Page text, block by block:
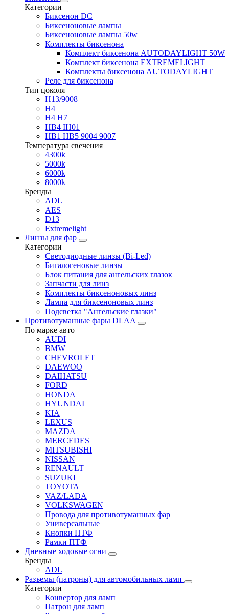
Категории
Биксенон DC
Биксеноновые лампы
Биксеноновые лампы 50w
Комплекты биксенона
Комплект биксенона AUTODAYLIGHT 50W
Комплект биксенона EXTREMELIGHT
Комплекты биксенона AUTODAYLIGHT
Реле для биксенона
Тип цоколя
H13/9008
H4
H4 H7
HB4 IH01
HB1 HB5 9004 9007
Температура свечения
4300k
5000k
6000k
8000k
Бренды
ADL
AES
D13
Extremelight
Линзы для фар
Категории
Светодиодные линзы (Bi-Led)
Бигалогеновые линзы
Блок питания для ангельских глазок
Запчасти для линз
Комплекты биксеноновых линз
Лампа для биксеноновых линз
Подсветка "Ангельские глазки"
Противотуманные фары DLAA
По марке авто
AUDI
BMW
CHEVROLET
DAEWOO
DAIHATSU
FORD
HONDA
HYUNDAI
KIA
LEXUS
MAZDA
MERCEDES
MITSUBISHI
NISSAN
RENAULT
SUZUKI
TOYOTA
VAZ/LADA
VOLKSWAGEN
Провода для противотуманных фар
Универсальные
Кнопки ПТФ
Рамки ПТФ
Дневные ходовые огни
Бренды
ADL
Разъемы (патроны) для автомобильных ламп
Категории
Конвертор для ламп
Патрон для ламп